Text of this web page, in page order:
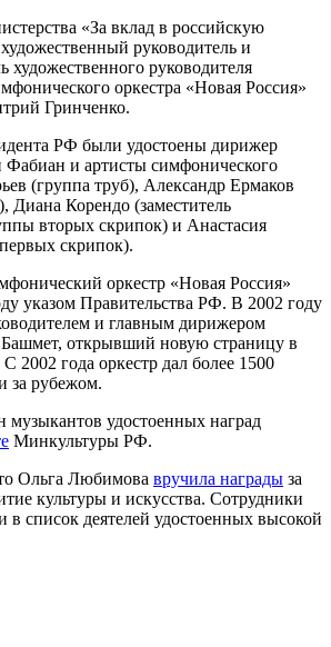
«За вклад в российскую
руководитель и
художественного руководителя
оркестра «Новая Россия»
Гринченко.
РФ были удостоены дирижер
и артисты симфонического
(группа труб), Александр Ермаков
Диана Корендо (заместитель
вторых скрипок) и Анастасия
скрипок).
оркестр «Новая Россия»
указом Правительства РФ. В 2002 году
и главным дирижером
открывший новую страницу в
2002 года оркестр дал более 1500
за рубежом.
удостоенных наград
Минкультуры РФ.
Ольга Любимова вручила награды за
культуры и искусства. Сотрудники
список деятелей удостоенных высокой